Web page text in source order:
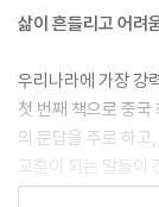
일에는 민첩하면서
지나침은 모자람과
이로움을 보면 의를
상대편에 대한 적절
비록 옥중에 갇혀
삶이 흔들리고 어려
우리나라에 가장 강
첫 번째 책으로 중
의 문답을 주로 하
교훈이 되는 말들이
그 제자들의 대화를